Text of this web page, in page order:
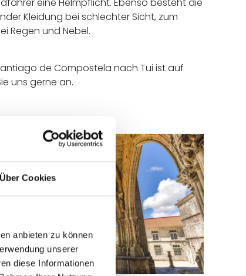
Über Cookies
anbieten zu können
unserer
diese Informationen
Kleidung bei schlechter Sicht, zum
Regen und Nebel.
de Compostela nach Tui ist auf
uns gerne an.